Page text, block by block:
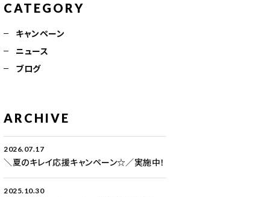
CATEGORY
キャンペーン
ニュース
ブログ
ARCHIVE
2026.07.17
＼夏のキレイ応援キャンペーン☆／実施中！
2025.10.30